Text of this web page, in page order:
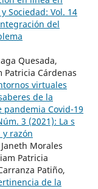
Sociedad: Vol. 14
del
Quesada,
Patricia Cárdenas
virtuales
de la
Covid-19
3 (2021): La s
razón
Morales
Patricia
Patiño,
de la